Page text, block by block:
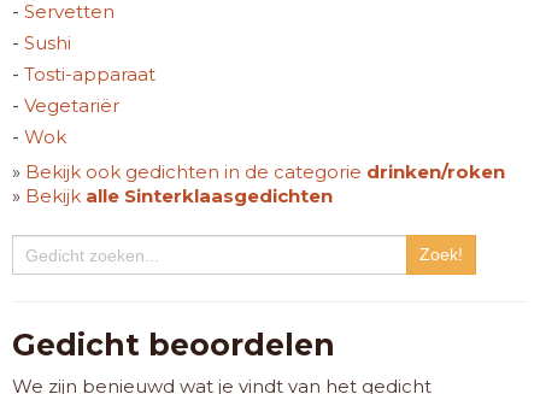
- Servetten
- Sushi
- Tosti-apparaat
- Vegetariër
- Wok
» Bekijk ook gedichten in de categorie drinken/roken
» Bekijk alle Sinterklaasgedichten
Gedicht beoordelen
We zijn benieuwd wat je vindt van het gedicht